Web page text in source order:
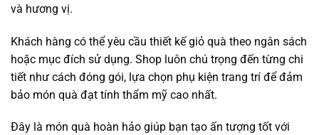
và hương vị.
Khách hàng có thể yêu cầu thiết kế giỏ quà theo ngân sách
hoặc mục đích sử dụng. Shop luôn chú trọng đến từng chi
tiết như cách đóng gói, lựa chọn phụ kiện trang trí để đảm
bảo món quà đạt tính thẩm mỹ cao nhất.
Đây là món quà hoàn hảo giúp bạn tạo ấn tượng tốt với